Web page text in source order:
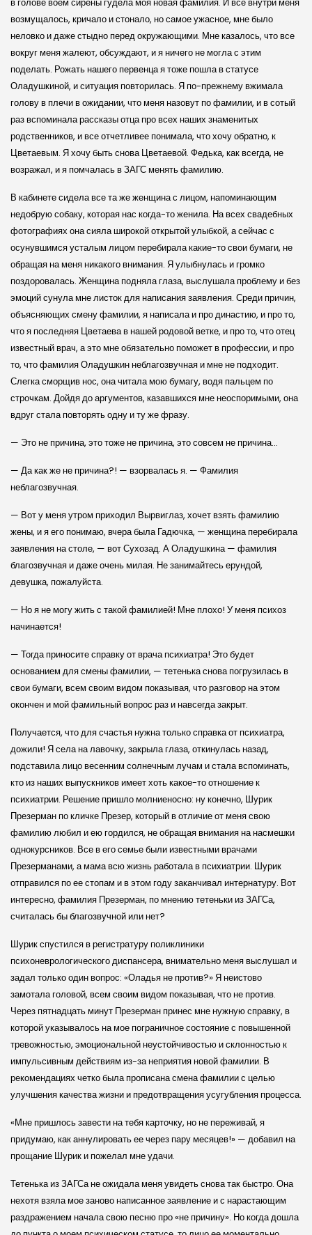
возмущалось, кричало и стонало, но самое ужасное, мне было
неловко и даже стыдно перед окружающими. Мне казалось, что все
вокруг меня жалеют, обсуждают, и я ничего не могла с этим
поделать. Рожать нашего первенца я тоже пошла в статусе
Оладушкиной, и ситуация повторилась. Я по-прежнему вжимала
голову в плечи в ожидании, что меня назовут по фамилии, и в сотый
раз вспоминала рассказы отца про всех наших знаменитых
родственников, и все отчетливее понимала, что хочу обратно, к
Цветаевым. Я хочу быть снова Цветаевой. Федька, как всегда, не
возражал, и я помчалась в ЗАГС менять фамилию.
В кабинете сидела все та же женщина с лицом, напоминающим
недобрую собаку, которая нас когда-то женила. На всех свадебных
фотографиях она сияла широкой открытой улыбкой, а сейчас с
осунувшимся усталым лицом перебирала какие-то свои бумаги, не
обращая на меня никакого внимания. Я улыбнулась и громко
поздоровалась. Женщина подняла глаза, выслушала проблему и без
эмоций сунула мне листок для написания заявления. Среди причин,
объясняющих смену фамилии, я написала и про династию, и про то,
что я последняя Цветаева в нашей родовой ветке, и про то, что отец
известный врач, а это мне обязательно поможет в профессии, и про
то, что фамилия Оладушкин неблагозвучная и мне не подходит.
Слегка сморщив нос, она читала мою бумагу, водя пальцем по
строчкам. Дойдя до аргументов, казавшихся мне неоспоримыми, она
вдруг стала повторять одну и ту же фразу.
— Это не причина, это тоже не причина, это совсем не причина…
— Да как же не причина?! — взорвалась я. — Фамилия
неблагозвучная.
— Вот у меня утром приходил Вырвиглаз, хочет взять фамилию
жены, и я его понимаю, вчера была Гадючка, — женщина перебирала
заявления на столе, — вот Сухозад. А Оладушкина — фамилия
благозвучная и даже очень милая. Не занимайтесь ерундой,
девушка, пожалуйста.
— Но я не могу жить с такой фамилией! Мне плохо! У меня психоз
начинается!
— Тогда приносите справку от врача психиатра! Это будет
основанием для смены фамилии, — тетенька снова погрузилась в
свои бумаги, всем своим видом показывая, что разговор на этом
окончен и мой фамильный вопрос раз и навсегда закрыт.
Получается, что для счастья нужна только справка от психиатра,
дожили! Я села на лавочку, закрыла глаза, откинулась назад,
подставила лицо весенним солнечным лучам и стала вспоминать,
кто из наших выпускников имеет хоть какое-то отношение к
психиатрии. Решение пришло молниеносно: ну конечно, Шурик
Презерман по кличке Презер, который в отличие от меня свою
фамилию любил и ею гордился, не обращая внимания на насмешки
однокурсников. Все в его семье были известными врачами
Презерманами, а мама всю жизнь работала в психиатрии. Шурик
отправился по ее стопам и в этом году заканчивал интернатуру. Вот
интересно, фамилия Презерман, по мнению тетеньки из ЗАГСа,
считалась бы благозвучной или нет?
Шурик спустился в регистратуру поликлиники
психоневрологического диспансера, внимательно меня выслушал и
задал только один вопрос: «Оладья не против?» Я неистово
замотала головой, всем своим видом показывая, что не против.
Через пятнадцать минут Презерман принес мне нужную справку, в
которой указывалось на мое пограничное состояние с повышенной
тревожностью, эмоциональной неустойчивостью и склонностью к
импульсивным действиям из-за неприятия новой фамилии. В
рекомендациях четко была прописана смена фамилии с целью
улучшения качества жизни и предотвращения усугубления процесса.
«Мне пришлось завести на тебя карточку, но не переживай, я
придумаю, как аннулировать ее через пару месяцев!» — добавил на
прощание Шурик и пожелал мне удачи.
Тетенька из ЗАГСа не ожидала меня увидеть снова так быстро. Она
нехотя взяла мое заново написанное заявление и с нарастающим
раздражением начала свою песню про «не причину». Но когда дошла